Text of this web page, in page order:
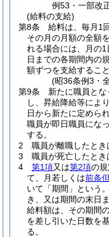
例53・一部改
(給料の支給)
第8条
給料は、毎月1
その月の月額の全額
れる場合には、月の
日までの各期間内の
額ずつを支給するこ
(昭36条例3・
第9条
新たに職員と
し、昇給降給等によ
日から新たに定めら
職員が即日職員にな
する。
2
職員が離職したとき
3
職員が死亡したとき
4
第1項又は第2項の
て、月若しくは前条
いて「期間」という
き、又は期間の末日
給料額は、その期間
を差し引いた日数を
る。